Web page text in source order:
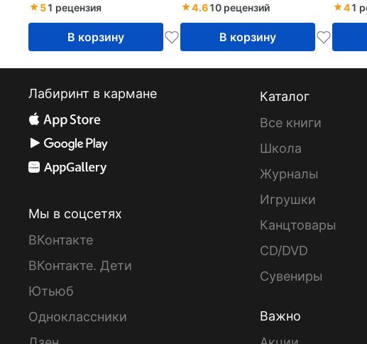
51 рецензия
В корзину
4.610 рецензий
В корзину
41
Лабиринт в кармане
Мы в соцсетях
ВКонтакте
ВКонтакте. Дети
Ютьюб
Одноклассники
Каталог
Все книги
Школа
Журналы
Игрушки
Канцтовары
CD/DVD
Сувениры
Важно